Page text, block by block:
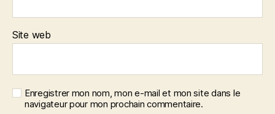
Site web
Enregistrer mon nom, mon e-mail et mon site dans le
navigateur pour mon prochain commentaire.